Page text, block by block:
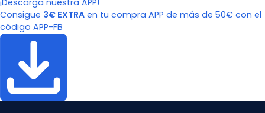
¡Descarga nuestra APP!
Consigue 3€ EXTRA en tu compra APP de más de 50€ con el
código APP-FB